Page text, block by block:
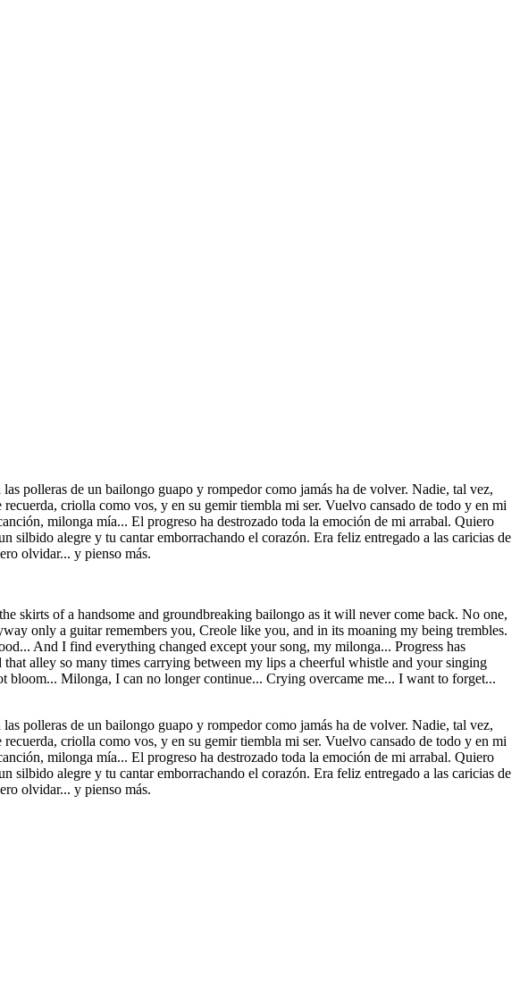
polleras de un bailongo guapo y rompedor como jamás ha de volver. Nadie, tal vez,
criolla como vos, y en su gemir tiembla mi ser. Vuelvo cansado de todo y en mi
milonga mía... El progreso ha destrozado toda la emoción de mi arrabal. Quiero
silbido alegre y tu cantar emborrachando el corazón. Era feliz entregado a las caricias de
olvidar... y pienso más.
skirts of a handsome and groundbreaking bailongo as it will never come back. No one,
only a guitar remembers you, Creole like you, and in its moaning my being trembles.
And I find everything changed except your song, my milonga... Progress has
alley so many times carrying between my lips a cheerful whistle and your singing
bloom... Milonga, I can no longer continue... Crying overcame me... I want to forget...
polleras de un bailongo guapo y rompedor como jamás ha de volver. Nadie, tal vez,
criolla como vos, y en su gemir tiembla mi ser. Vuelvo cansado de todo y en mi
milonga mía... El progreso ha destrozado toda la emoción de mi arrabal. Quiero
silbido alegre y tu cantar emborrachando el corazón. Era feliz entregado a las caricias de
olvidar... y pienso más.